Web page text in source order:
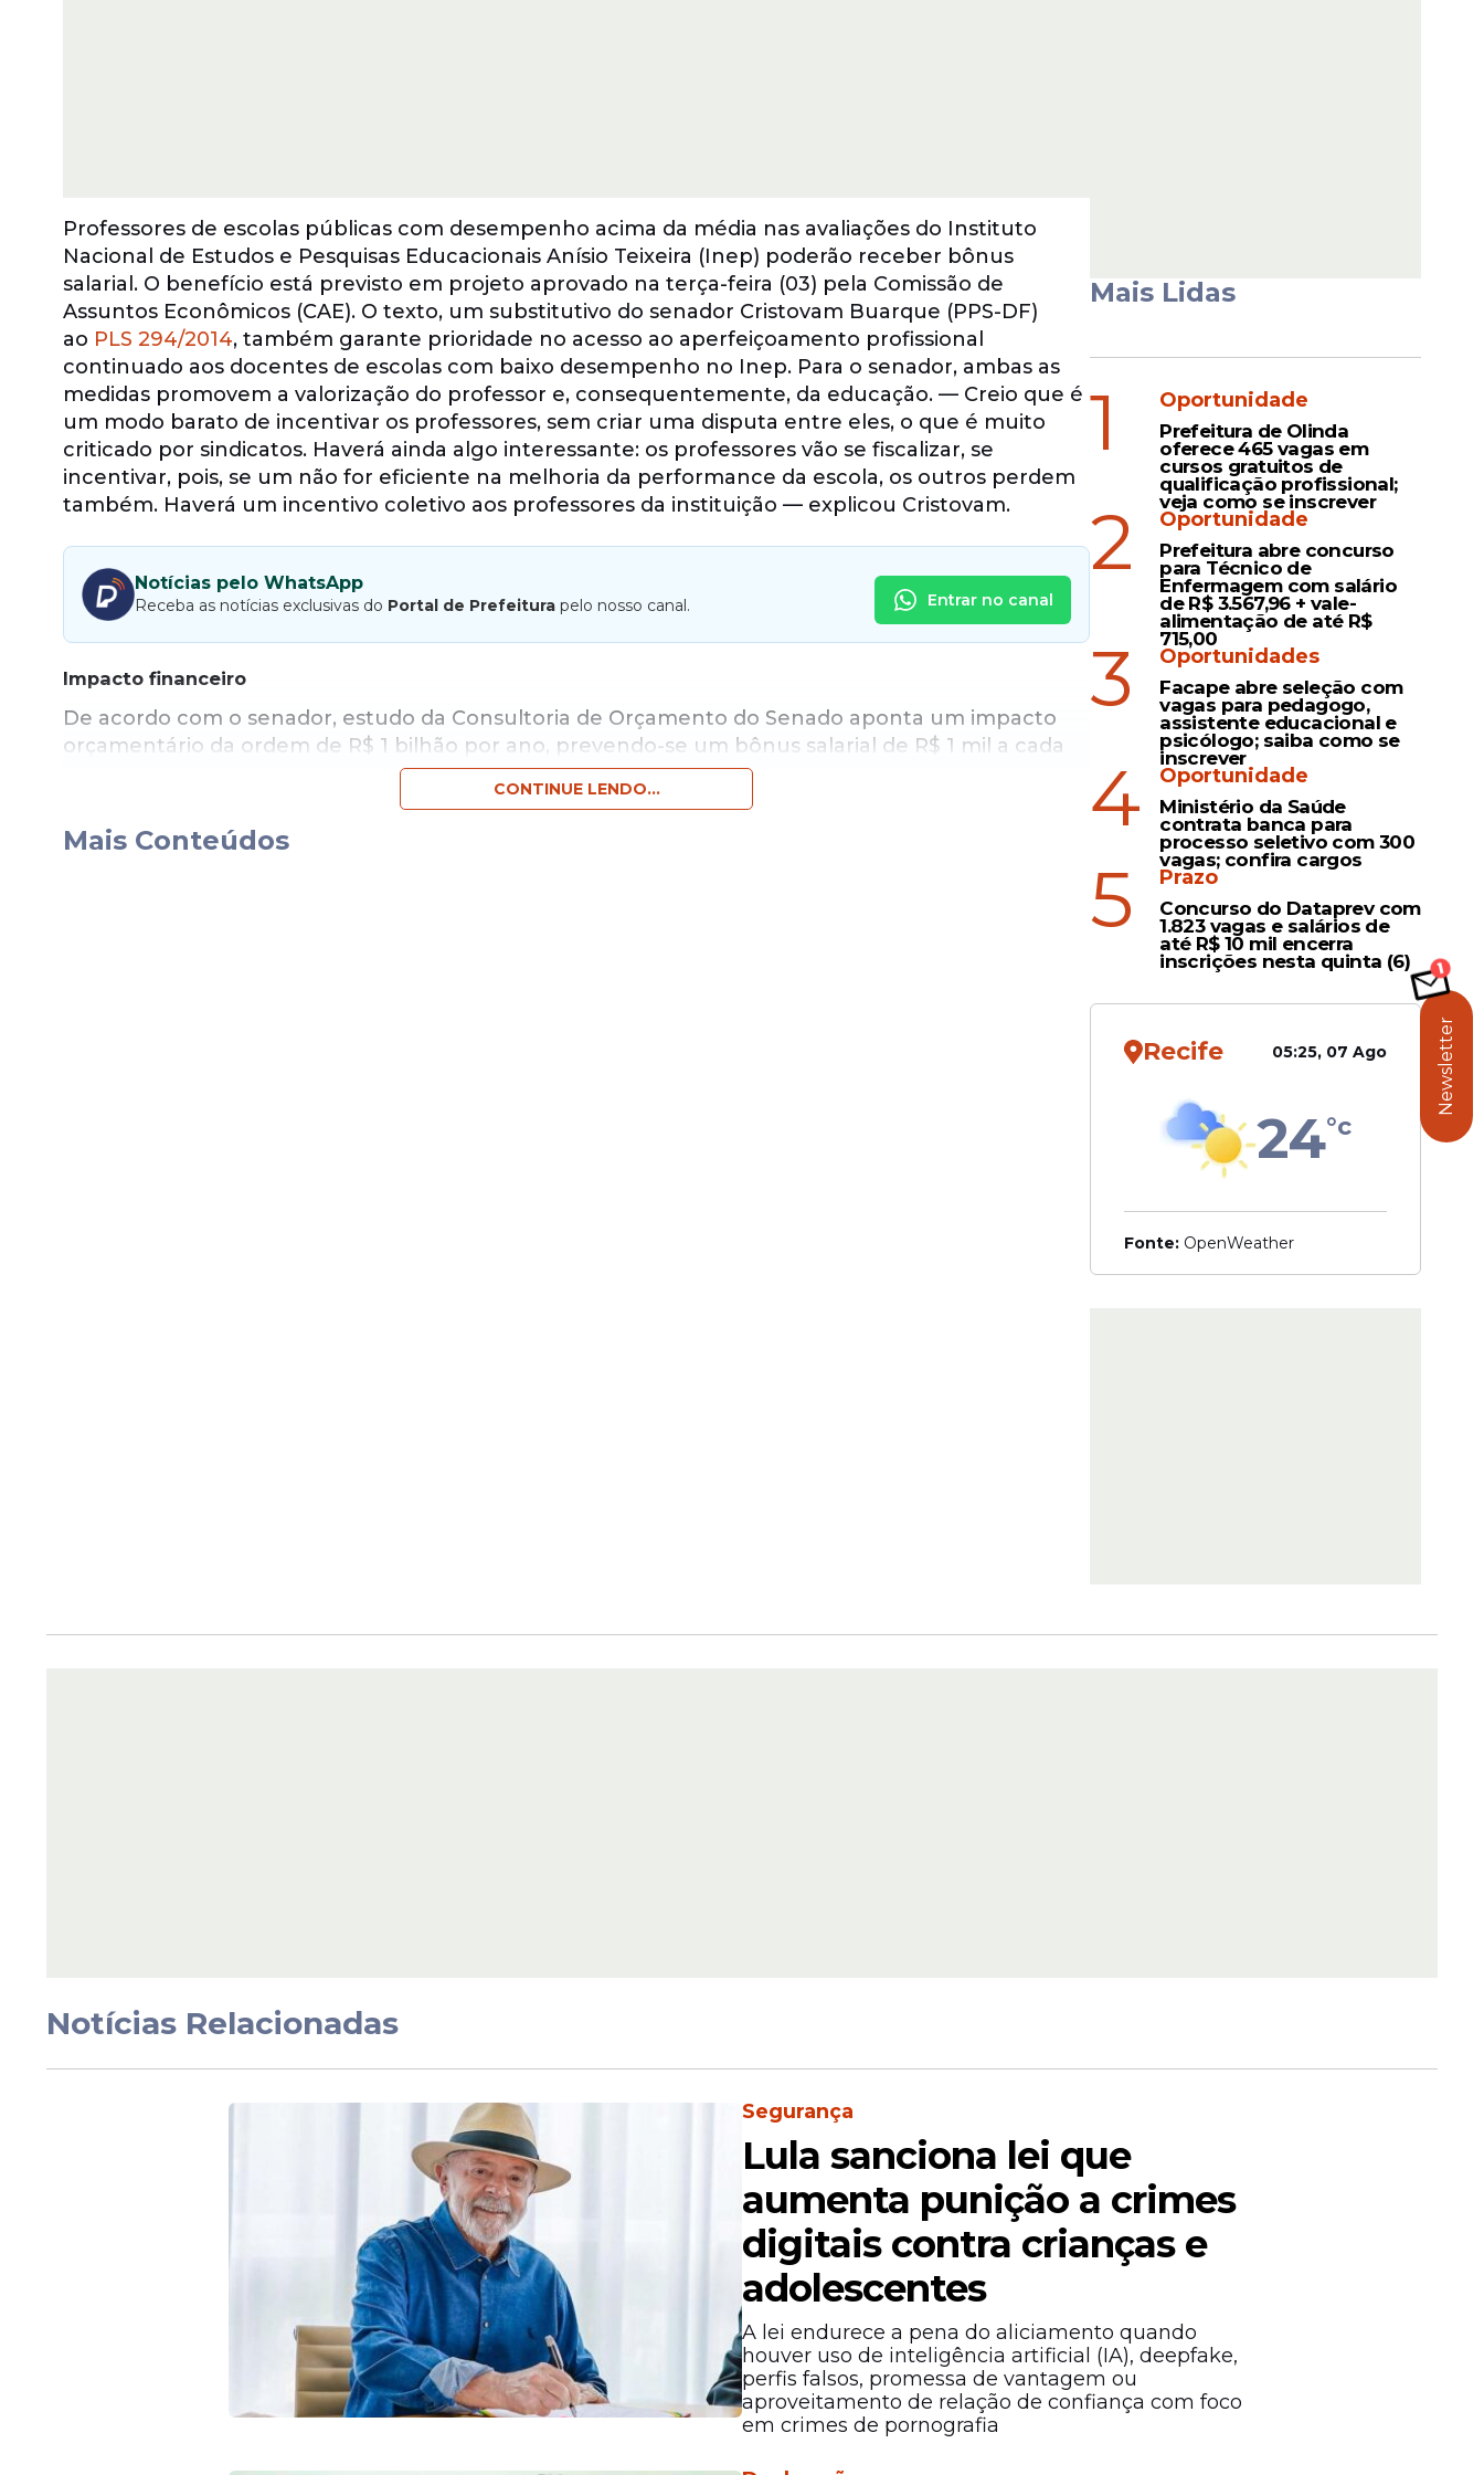
Professores de escolas públicas com desempenho acima da média nas avaliações do Instituto
Nacional de Estudos e Pesquisas Educacionais Anísio Teixeira (Inep) poderão receber bônus
salarial. O benefício está previsto em projeto aprovado na terça-feira (03) pela Comissão de
Assuntos Econômicos (CAE). O texto, um substitutivo do senador Cristovam Buarque (PPS-DF)
ao PLS 294/2014, também garante prioridade no acesso ao aperfeiçoamento profissional
continuado aos docentes de escolas com baixo desempenho no Inep. Para o senador, ambas as
medidas promovem a valorização do professor e, consequentemente, da educação. — Creio que é
um modo barato de incentivar os professores, sem criar uma disputa entre eles, o que é muito
criticado por sindicatos. Haverá ainda algo interessante: os professores vão se fiscalizar, se
incentivar, pois, se um não for eficiente na melhoria da performance da escola, os outros perdem
também. Haverá um incentivo coletivo aos professores da instituição — explicou Cristovam.
Notícias pelo WhatsApp
Receba as notícias exclusivas do Portal de Prefeitura pelo nosso canal. Entrar no canal
Impacto financeiro
De acordo com o senador, estudo da Consultoria de Orçamento do Senado aponta um impacto
orçamentário da ordem de R$ 1 bilhão por ano, prevendo-se um bônus salarial de R$ 1 mil a cada
professor que fizer jus ao benefício. Para que a política não fira o teto dos gastos públicos nem a
Lei de Responsabilidade Fiscal, o senador sugere uma redução nos gastos tributários da União de
0,4% do valor previsto para 2018 e para os anos seguintes. De acordo com Cristovam, os gastos
tributários da União para 2018 foram estimados em R$ 283 bilhões para beneficiar os mais diversos
CONTINUE LENDO...
Mais Conteúdos
Mais Lidas
1 Oportunidade
Prefeitura de Olinda
oferece 465 vagas em
cursos gratuitos de
qualificação profissional;
veja como se inscrever
2 Oportunidade
Prefeitura abre concurso
para Técnico de
Enfermagem com salário
de R$ 3.567,96 + vale-
alimentação de até R$
715,00
3 Oportunidades
Facape abre seleção com
vagas para pedagogo,
assistente educacional e
psicólogo; saiba como se
inscrever
4 Oportunidade
Ministério da Saúde
contrata banca para
processo seletivo com 300
vagas; confira cargos
5 Prazo
Concurso do Dataprev com
1.823 vagas e salários de
até R$ 10 mil encerra
inscrições nesta quinta (6)
Recife 05:25, 07 Ago
24°c
Fonte: OpenWeather
Notícias Relacionadas
Segurança
Lula sanciona lei que
aumenta punição a crimes
digitais contra crianças e
adolescentes
A lei endurece a pena do aliciamento quando
houver uso de inteligência artificial (IA), deepfake,
perfis falsos, promessa de vantagem ou
aproveitamento de relação de confiança com foco
em crimes de pornografia
Newsletter